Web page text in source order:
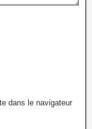
dans le navigateur